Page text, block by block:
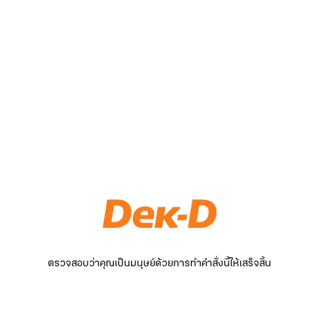
ตรวจสอบว่าคุณเป็นมนุษย์ด้วยการทำคำสั่งนี้ให้เสร็จสิ้น